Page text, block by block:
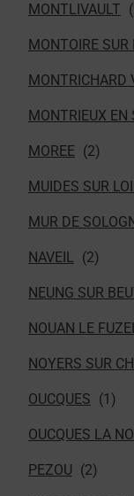
MONTLIVAULT
MONTOIRE SUR
MONTRICHARD
MONTRIEUX EN
MOREE
MUIDES SUR
MUR DE
NAVEIL
NEUNG SUR
NOUAN LE
NOYERS SUR
OUCQUES
OUCQUES LA
PEZOU